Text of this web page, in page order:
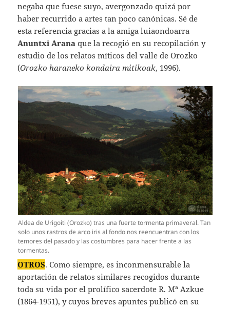
negaba que fuese suyo, avergonzado quizá por
haber recurrido a artes tan poco canónicas. Sé de
esta referencia gracias a la amiga luiaondoarra
Anuntxi Arana que la recogió en su recopilación y
estudio de los relatos míticos del valle de Orozko
(Orozko haraneko kondaira mitikoak, 1996).
Aldea de Urigoiti (Orozko) tras una fuerte tormenta primaveral. Tan
solo unos rastros de arco iris al fondo nos reencuentran con los
temores del pasado y las costumbres para hacer frente a las
tormentas.
OTROS. Como siempre, es inconmensurable la
aportación de relatos similares recogidos durante
toda su vida por el prolífico sacerdote R. Mª Azkue
(1864-1951), y cuyos breves apuntes publicó en su